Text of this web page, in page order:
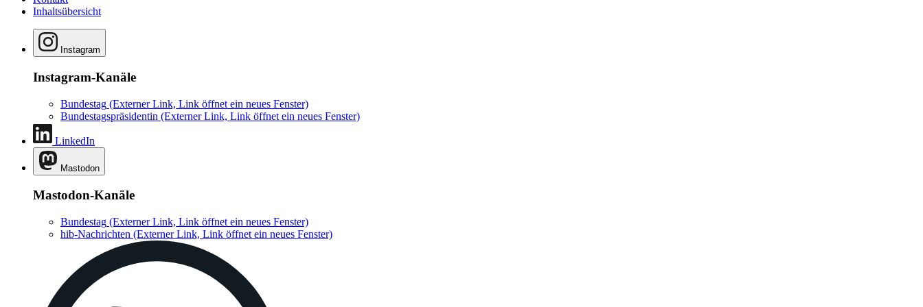
Inhaltsübersicht
Instagram
Instagram-Kanäle
Bundestag (Externer Link, Link öffnet ein neues Fenster)
Bundestagspräsidentin (Externer Link, Link öffnet ein neues Fenster)
LinkedIn
Mastodon
Mastodon-Kanäle
Bundestag (Externer Link, Link öffnet ein neues Fenster)
hib-Nachrichten (Externer Link, Link öffnet ein neues Fenster)